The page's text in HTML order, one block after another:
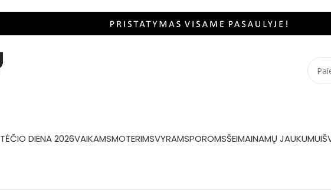
TĖČIO DIENA 2026VAIKAMSMOTERIMSVYRAMSPOROMSŠEIMAINAMŲ JAUKUMUI